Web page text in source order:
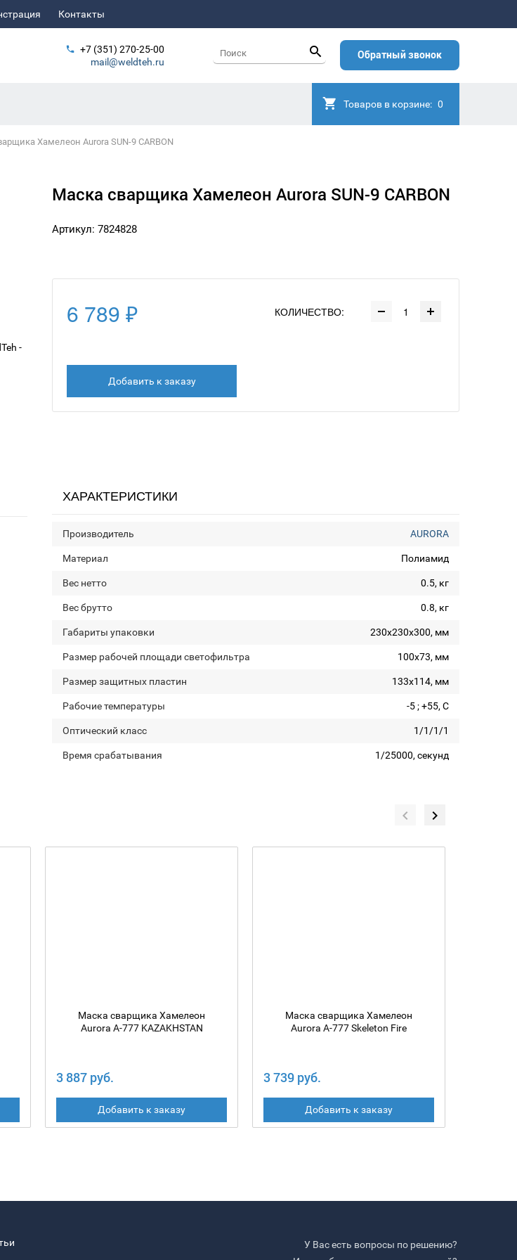
Контакты
+7 (351) 270-25-00
mail@weldteh.ru
Обратный звонок
Товаров в корзине: 0
Хамелеон Aurora SUN-9 CARBON
Маска сварщика Хамелеон Aurora SUN-9 CARBON
Артикул: 7824828
6 789 ₽ КОЛИЧЕСТВО:
Добавить к заказу
ХАРАКТЕРИСТИКИ
Производитель AURORA
Материал Полиамид
Вес нетто 0.5, кг
Вес брутто 0.8, кг
Габариты упаковки 230х230х300, мм
Размер рабочей площади светофильтра 100x73, мм
Размер защитных пластин 133x114, мм
Рабочие температуры -5 ; +55, С
Оптический класс 1/1/1/1
Время срабатывания 1/25000, секунд
Маска сварщика Хамелеон
Aurora A-777 KAZAKHSTAN
3 887 руб.
Добавить к заказу
Маска сварщика Хамелеон
Aurora A-777 Skeleton Fire
3 739 руб.
Добавить к заказу
У Вас есть вопросы по решению?